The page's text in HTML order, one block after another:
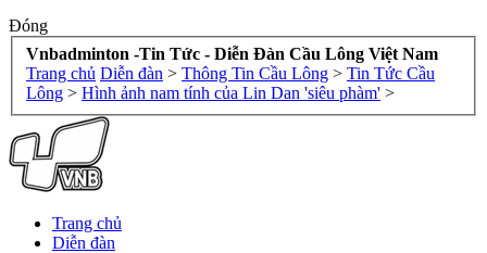
Đóng
Vnbadminton -Tin Tức - Diễn Đàn Cầu Lông Việt Nam
Trang chủ Diễn đàn > Thông Tin Cầu Lông > Tin Tức Cầu
Lông > Hình ảnh nam tính của Lin Dan 'siêu phàm' >
Trang chủ
Diễn đàn